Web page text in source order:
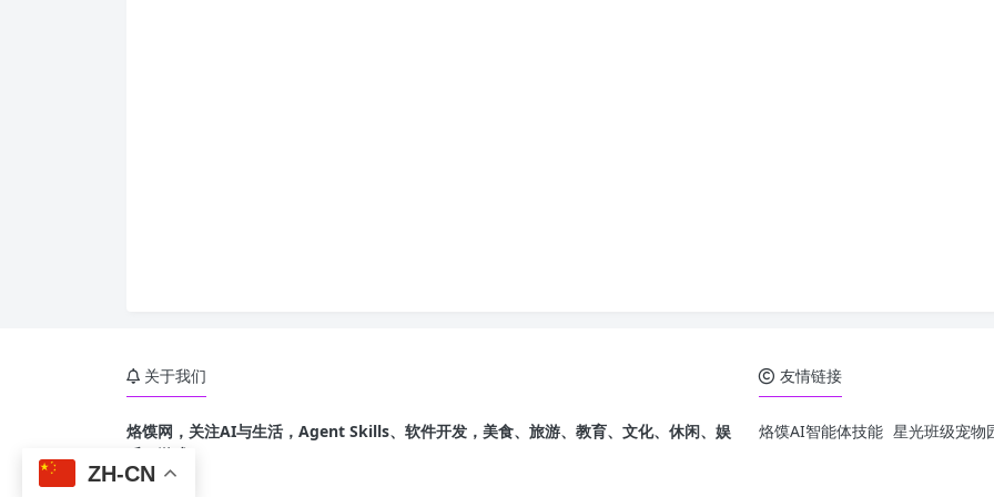
关于我们
烙馍网，关注AI与生活，Agent Skills、软件开发，美食、旅游、教育、文化、休闲、娱
乐、游戏
友情链接
烙馍AI智能体技能 星光班级宠物
ZH-CN